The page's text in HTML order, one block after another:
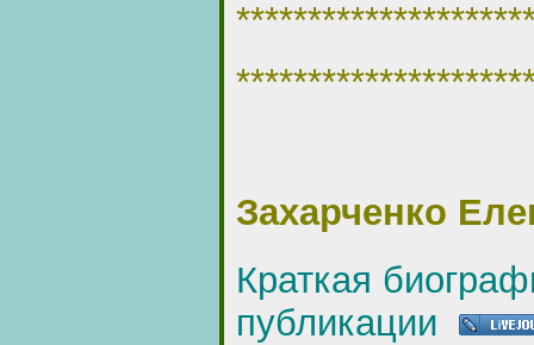
Захарченко
Краткая
публикации